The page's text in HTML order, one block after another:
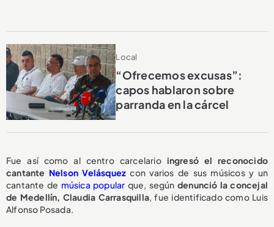
Local
“Ofrecemos excusas”:
capos hablaron sobre
parranda en la cárcel
Fue así como al centro carcelario ingresó el reconocido
cantante Nelson Velásquez con varios de sus músicos y un
cantante de música popular que, según denunció la concejal
de Medellín, Claudia Carrasquilla, fue identificado como Luis
Alfonso Posada.